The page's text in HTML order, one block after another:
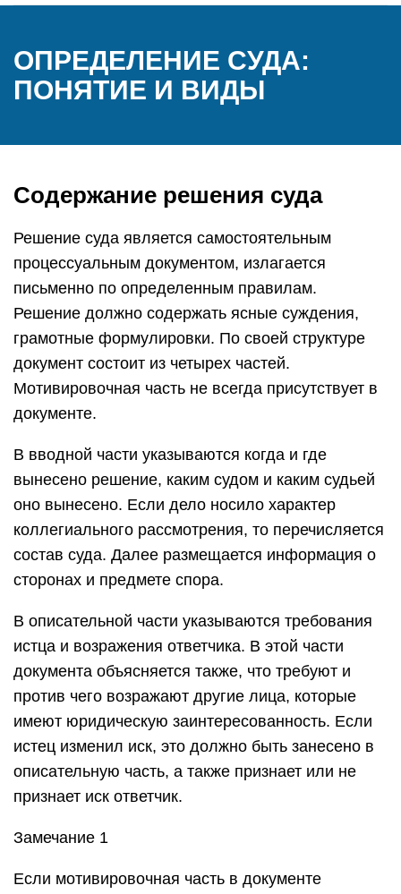
ОПРЕДЕЛЕНИЕ СУДА:
ПОНЯТИЕ И ВИДЫ
Содержание решения суда
Решение суда является самостоятельным
процессуальным документом, излагается
письменно по определенным правилам.
Решение должно содержать ясные суждения,
грамотные формулировки. По своей структуре
документ состоит из четырех частей.
Мотивировочная часть не всегда присутствует в
документе.
В вводной части указываются когда и где
вынесено решение, каким судом и каким судьей
оно вынесено. Если дело носило характер
коллегиального рассмотрения, то перечисляется
состав суда. Далее размещается информация о
сторонах и предмете спора.
В описательной части указываются требования
истца и возражения ответчика. В этой части
документа объясняется также, что требуют и
против чего возражают другие лица, которые
имеют юридическую заинтересованность. Если
истец изменил иск, это должно быть занесено в
описательную часть, а также признает или не
признает иск ответчик.
Замечание 1
Если мотивировочная часть в документе